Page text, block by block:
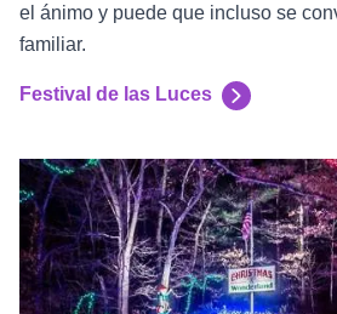
el ánimo y puede que incluso se
familiar.
Festival de las Luces
El país de las maravillas navideñas